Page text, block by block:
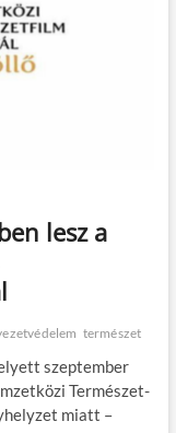
lesz a
természet
szeptember
Természet-
miatt –